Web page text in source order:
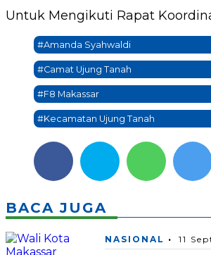
Untuk Mengikuti Rapat
#Amanda Syahwaldi
#Camat Ujung Tanah
#F8 Makassar
#Kecamatan Ujung Tanah
BACA JUGA
NASIONAL 11